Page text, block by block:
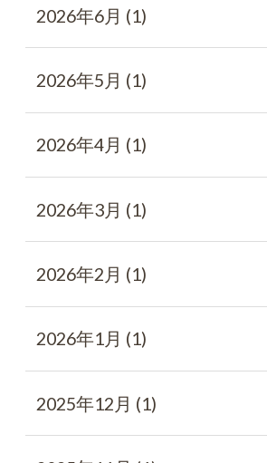
2026年6月 (1)
2026年5月 (1)
2026年4月 (1)
2026年3月 (1)
2026年2月 (1)
2026年1月 (1)
2025年12月 (1)